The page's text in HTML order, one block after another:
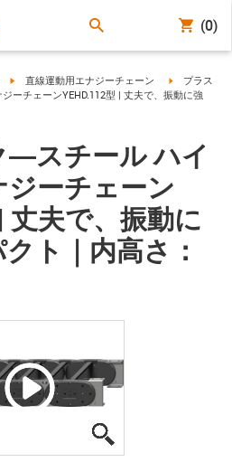
(0)
igus-icon-arrow-right
直線運動用エナジーチェーン igus-icon-
プラス
ーチェーンYEHD.112型 | 丈夫で、振動に強
―スチール ハイ
ーチェーン
丈夫で、振動に
ト｜内高さ：